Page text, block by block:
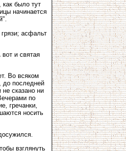
было тут
начинается
асфальт
и святая
Во всяком
до последней
сказано ни
по
гречанки,
носить
взглянуть